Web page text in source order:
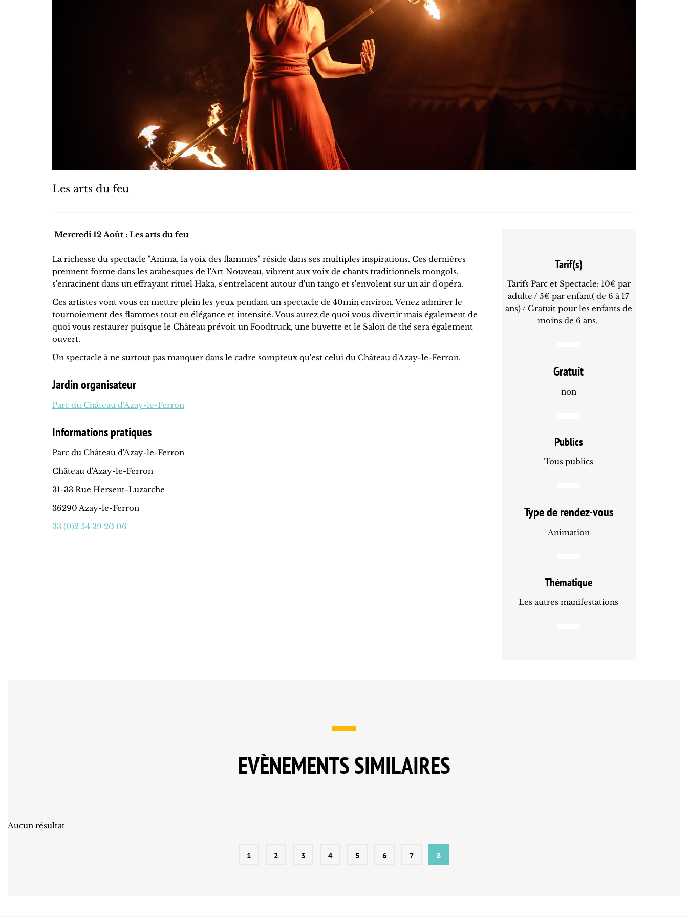
Les arts du feu
Mercredi 12 Août : Les arts du feu
La richesse du spectacle "Anima, la voix des flammes" réside dans ses multiples inspirations. Ces dernières
prennent forme dans les arabesques de l'Art Nouveau, vibrent aux voix de chants traditionnels mongols,
s'enracinent dans un effrayant rituel Haka, s'entrelacent autour d'un tango et s'envolent sur un air d'opéra.
Ces artistes vont vous en mettre plein les yeux pendant un spectacle de 40min environ. Venez admirer le
tournoiement des flammes tout en élégance et intensité. Vous aurez de quoi vous divertir mais également de
quoi vous restaurer puisque le Château prévoit un Foodtruck, une buvette et le Salon de thé sera également
ouvert.
Un spectacle à ne surtout pas manquer dans le cadre sompteux qu'est celui du Château d'Azay-le-Ferron.
Jardin organisateur
Parc du Château d'Azay-le-Ferron
Informations pratiques
Parc du Château d'Azay-le-Ferron
Château d'Azay-le-Ferron
31-33 Rue Hersent-Luzarche
36290 Azay-le-Ferron
33 (0)2 54 39 20 06
Tarif(s)
Tarifs Parc et Spectacle: 10€ par
adulte / 5€ par enfant( de 6 à 17
ans) / Gratuit pour les enfants de
moins de 6 ans.
Gratuit
non
Publics
Tous publics
Type de rendez-vous
Animation
Thématique
Les autres manifestations
EVÈNEMENTS SIMILAIRES
Aucun résultat
1 2 3 4 5 6 7 8